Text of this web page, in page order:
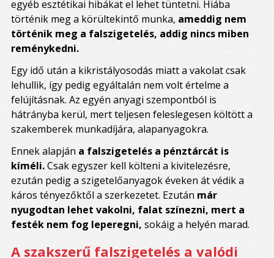
egyéb esztétikai hibákat el lehet tüntetni. Hiába
történik meg a körültekintő munka, ameddig nem
történik meg a falszigetelés, addig nincs miben
reménykedni.
Egy idő után a kikristályosodás miatt a vakolat csak
lehullik, így pedig egyáltalán nem volt értelme a
felújításnak. Az egyén anyagi szempontból is
hátrányba kerül, mert teljesen feleslegesen költött a
szakemberek munkadíjára, alapanyagokra.
Ennek alapján a falszigetelés a pénztárcát is
kíméli.Csak egyszer kell költeni a kivitelezésre,
ezután pedig a szigetelőanyagok éveken át védik a
káros tényezőktől a szerkezetet. Ezután már
nyugodtan lehet vakolni, falat színezni, mert a
festék nem fog leperegni, sokáig a helyén marad.
A szakszerű falszigetelés a valódi